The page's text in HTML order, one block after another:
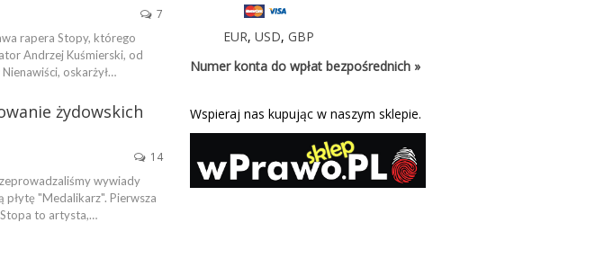
7
rapera Stopy, którego
Andrzej Kuśmierski, od
oskarżył…
żydowskich
14
wywiady
płytę "Medalikarz". Pierwsza
Stopa to artysta,…
EUR,USD,GBP
Numer konta do wpłat bezpośrednich »
Wspieraj nas kupując w naszym sklepie.